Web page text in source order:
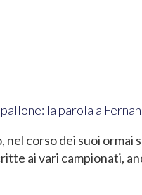
nel corso dei suoi
ai vari campionati,